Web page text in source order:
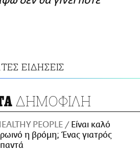
ΕΙΔΗΣΕΙΣ
ΔΗΜΟΦΙΛΗ
PEOPLE
Είναι καλό
η βρόμη; Ένας γιατρός